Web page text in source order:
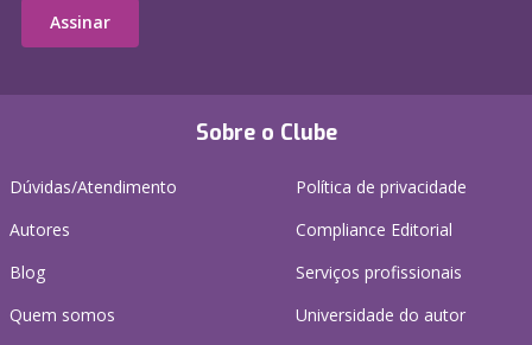
Sobre o Clube
Dúvidas/Atendimento
Autores
Blog
Quem somos
Política de privacidade
Compliance Editorial
Serviços profissionais
Universidade do autor
Assinar